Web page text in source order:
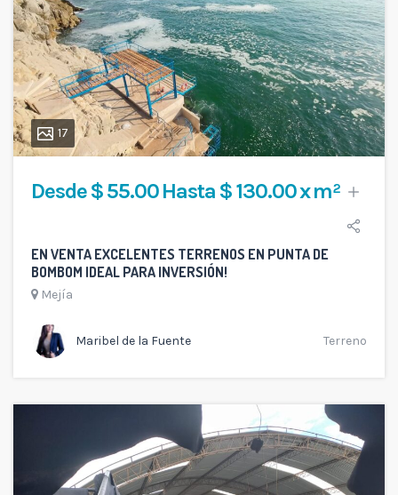
17
Desde $ 55.00 Hasta $ 130.00 x m²
EN VENTA EXCELENTES TERRENOS EN PUNTA DE
BOMBOM IDEAL PARA INVERSIÓN!
Mejía
Maribel de la Fuente Terreno